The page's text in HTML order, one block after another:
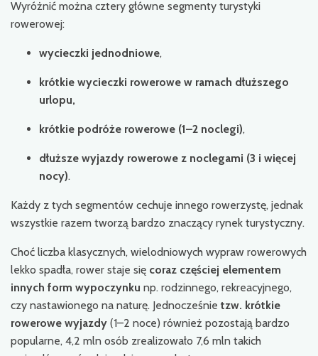
Wyróżnić można cztery główne segmenty turystyki
rowerowej:
wycieczki jednodniowe,
krótkie wycieczki rowerowe w ramach dłuższego
urlopu,
krótkie podróże rowerowe (1–2 noclegi),
dłuższe wyjazdy rowerowe z noclegami (3 i więcej
nocy).
Każdy z tych segmentów cechuje innego rowerzystę, jednak
wszystkie razem tworzą bardzo znaczący rynek turystyczny.
Choć liczba klasycznych, wielodniowych wypraw rowerowych
lekko spadła, rower staje się coraz częściej elementem
innych form wypoczynku np. rodzinnego, rekreacyjnego,
czy nastawionego na naturę. Jednocześnie tzw. krótkie
rowerowe wyjazdy (1–2 noce) również pozostają bardzo
popularne, 4,2 mln osób zrealizowało 7,6 mln takich